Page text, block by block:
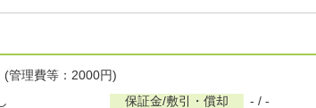
理費等：2000円)
保証金/敷引・償却 - / -